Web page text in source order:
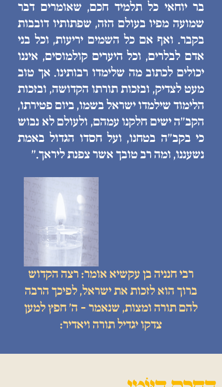
בר יוחאי כל תלמיד חכם, שאומרים דבר
שמועה מפיו בעולם הזה, שפתותיו דובבות
בקבר. ואף אם כל השמים יריעות, וכל בני
אדם לבלרים, וכל היערים קולמוסים, איננו
יכולים לכתוב מה שלימדו רבותינו. אך טוב
מעט לצדיק, ובזכות תורתו הקדושה, ובזכות
הלימוד שילמדו ישראל בשמו, ביום פטירתו,
הקב״ה ישים חלקנו עמהם, ולעולם לא נבוש
כי בקב״ה בטחנו, ועל חסדו הגדול באמת
נשעננו, ומה רב טובך אשר צפנת ליראך.״
רבי חנניה בן עקשיא אומר: רצה הקדוש
ברוך הוא לזכות את ישראל, לפיכך הרבה
להם תורה ומצות, שנאמר - ה׳ חפץ למען
צדקו יגדיל תורה ויאדיר: